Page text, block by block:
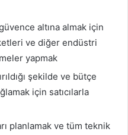
altına almak için
ve diğer endüstri
yapmak
şekilde ve bütçe
için satıcılarla
planlamak ve tüm teknik